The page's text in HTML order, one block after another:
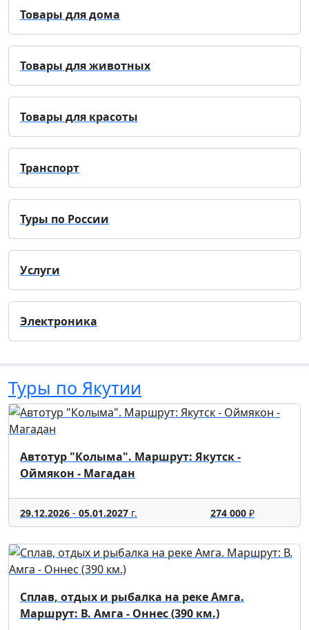
Товары для дома
Товары для животных
Товары для красоты
Транспорт
Туры по России
Услуги
Электроника
Туры по Якутии
Автотур "Колыма". Маршрут: Якутск -
Оймякон - Магадан
29.12.2026 - 05.01.2027 г. 274 000₽
Сплав, отдых и рыбалка на реке Амга.
Маршрут: В. Амга - Оннес (390 км.)